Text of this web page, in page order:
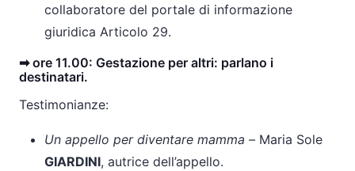
collaboratore del portale di informazione
giuridica Articolo 29.
➡ ore 11.00: Gestazione per altri: parlano i
destinatari.
Testimonianze:
Un appello per diventare mamma – Maria Sole
GIARDINI, autrice dell’appello.